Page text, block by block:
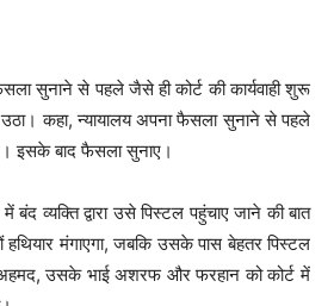
सुनाने से पहले जैसे ही कोर्ट की कार्यवाही शुरू
कहा, न्यायालय अपना फैसला सुनाने से पहले
इसके बाद फैसला सुनाए।
व्यक्ति द्वारा उसे पिस्टल पहुंचाए जाने की बात
मंगाएगा, जबकि उसके पास बेहतर पिस्टल
उसके भाई अशरफ और फरहान को कोर्ट में